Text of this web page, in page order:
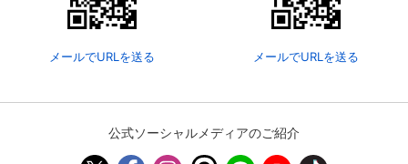
メールでURLを送る メールでURLを送る
公式ソーシャルメディアのご紹介